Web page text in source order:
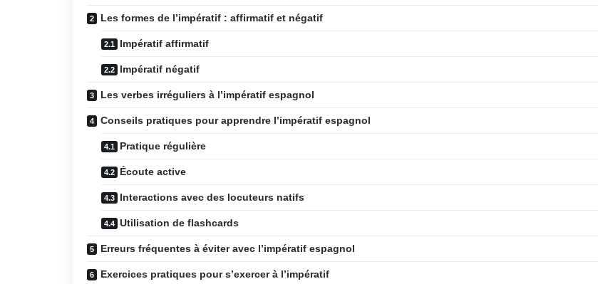
Les formes de l’impératif : affirmatif et négatif
Impératif affirmatif
Impératif négatif
Les verbes irréguliers à l’impératif espagnol
Conseils pratiques pour apprendre l’impératif espagnol
Pratique régulière
Écoute active
Interactions avec des locuteurs natifs
Utilisation de flashcards
Erreurs fréquentes à éviter avec l’impératif espagnol
Exercices pratiques pour s’exercer à l’impératif